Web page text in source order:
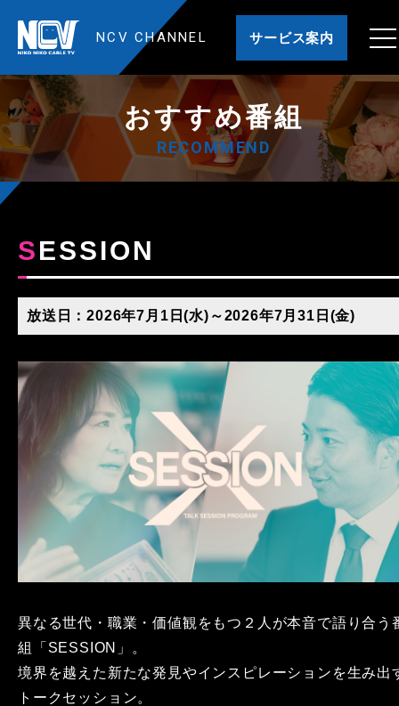
NCV CHANNEL サービス案内
おすすめ番組
RECOMMEND
SESSION
放送日：2026年7月1日(水)～2026年7月31日(金)
異なる世代・職業・価値観をもつ２人が本音で語り合う
組「SESSION」。
境界を越えた新たな発見やインスピレーションを生み出
トークセッション。